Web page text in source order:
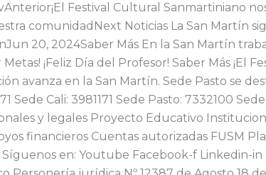
Festival Cultural Sanmartiniano
comunidadNext Noticias La San Martín
20, 2024Saber Más En la San Martín
¡Feliz Día del Profesor! Saber Más ¡El
avanza en la San Martín. Sede Pasto se
Sede Cali: 3981171 Sede Pasto: 7332100
y legales Proyecto Educativo
financieros Cuentas autorizadas FUSM
en: Youtube Facebook-f Linkedin-in